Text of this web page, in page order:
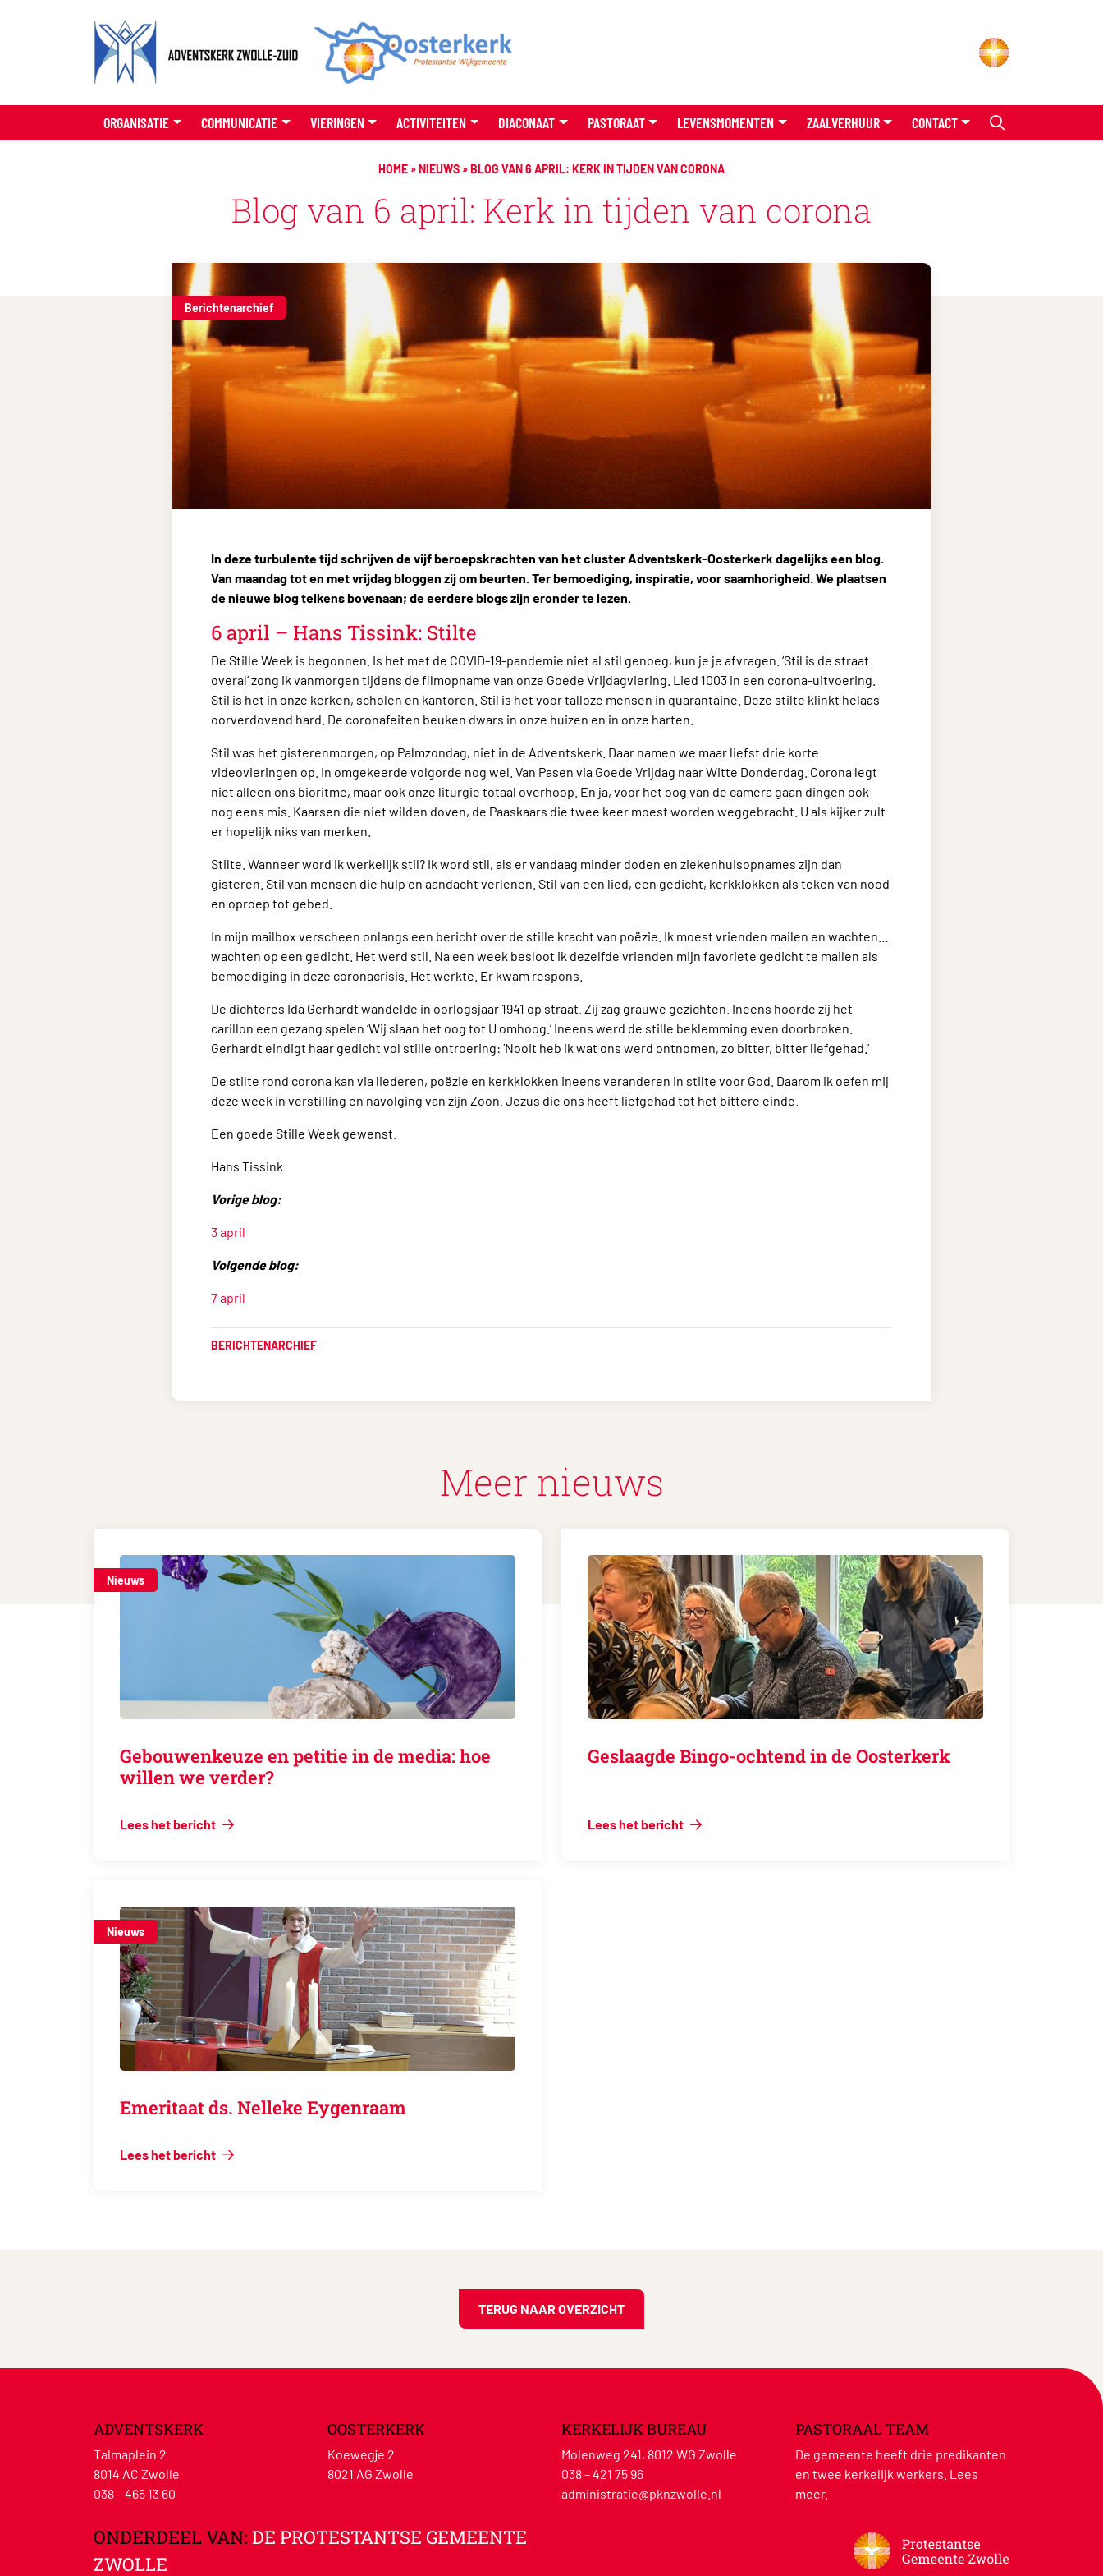
ORGANISATIE COMMUNICATIE VIERINGEN ACTIVITEITEN DIACONAAT PASTORAAT LEVENSMOMENTEN ZAALVERHUUR CONTACT
HOME »NIEUWS »BLOG VAN 6 APRIL: KERK IN TIJDEN VAN CORONA
Blog van 6 april: Kerk in tijden van corona
Berichtenarchief
In deze turbulente tijd schrijven de vijf beroepskrachten van het cluster Adventskerk-Oosterkerk dagelijks een blog.
Van maandag tot en met vrijdag bloggen zij om beurten. Ter bemoediging, inspiratie, voor saamhorigheid. We plaatsen
de nieuwe blog telkens bovenaan; de eerdere blogs zijn eronder te lezen.
6 april – Hans Tissink: Stilte
De Stille Week is begonnen. Is het met de COVID-19-pandemie niet al stil genoeg, kun je je afvragen. ‘Stil is de straat
overal’ zong ik vanmorgen tijdens de filmopname van onze Goede Vrijdagviering. Lied 1003 in een corona-uitvoering.
Stil is het in onze kerken, scholen en kantoren. Stil is het voor talloze mensen in quarantaine. Deze stilte klinkt helaas
oorverdovend hard. De coronafeiten beuken dwars in onze huizen en in onze harten.
Stil was het gisterenmorgen, op Palmzondag, niet in de Adventskerk. Daar namen we maar liefst drie korte
videovieringen op. In omgekeerde volgorde nog wel. Van Pasen via Goede Vrijdag naar Witte Donderdag. Corona legt
niet alleen ons bioritme, maar ook onze liturgie totaal overhoop. En ja, voor het oog van de camera gaan dingen ook
nog eens mis. Kaarsen die niet wilden doven, de Paaskaars die twee keer moest worden weggebracht. U als kijker zult
er hopelijk niks van merken.
Stilte. Wanneer word ik werkelijk stil? Ik word stil, als er vandaag minder doden en ziekenhuisopnames zijn dan
gisteren. Stil van mensen die hulp en aandacht verlenen. Stil van een lied, een gedicht, kerkklokken als teken van nood
en oproep tot gebed.
In mijn mailbox verscheen onlangs een bericht over de stille kracht van poëzie. Ik moest vrienden mailen en wachten…
wachten op een gedicht. Het werd stil. Na een week besloot ik dezelfde vrienden mijn favoriete gedicht te mailen als
bemoediging in deze coronacrisis. Het werkte. Er kwam respons.
De dichteres Ida Gerhardt wandelde in oorlogsjaar 1941 op straat. Zij zag grauwe gezichten. Ineens hoorde zij het
carillon een gezang spelen ‘Wij slaan het oog tot U omhoog.’ Ineens werd de stille beklemming even doorbroken.
Gerhardt eindigt haar gedicht vol stille ontroering: ‘Nooit heb ik wat ons werd ontnomen, zo bitter, bitter liefgehad.’
De stilte rond corona kan via liederen, poëzie en kerkklokken ineens veranderen in stilte voor God. Daarom ik oefen mij
deze week in verstilling en navolging van zijn Zoon. Jezus die ons heeft liefgehad tot het bittere einde.
Een goede Stille Week gewenst.
Hans Tissink
Vorige blog:
3 april
Volgende blog:
7 april
BERICHTENARCHIEF
Meer nieuws
Nieuws
Gebouwenkeuze en petitie in de media: hoe
willen we verder?
Lees het bericht
Geslaagde Bingo-ochtend in de Oosterkerk
Lees het bericht
Nieuws
Emeritaat ds. Nelleke Eygenraam
Lees het bericht
TERUG NAAR OVERZICHT
ADVENTSKERK
Talmaplein 2
8014 AC Zwolle
038 – 465 13 60
OOSTERKERK
Koewegje 2
8021 AG Zwolle
KERKELIJK BUREAU
Molenweg 241, 8012 WG Zwolle
038 – 421 75 96
administratie@pknzwolle.nl
PASTORAAL TEAM
De gemeente heeft drie predikanten
en twee kerkelijk werkers. Lees
meer.
ONDERDEEL VAN: DE PROTESTANTSE GEMEENTE
ZWOLLE